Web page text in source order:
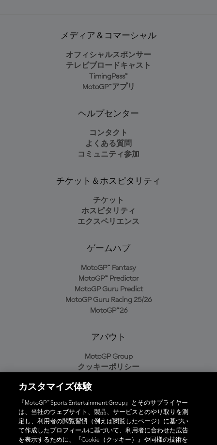
メディア＆コマーシャル
オフィシャルスポンサー
テレビブロードキャスト
TimingPass™
MotoGP™アプリ
ヘルプセンター
コンタクト
よくある質問
コミュニティ参加
チケット＆ホスピタリティ
チケット
ホスピタリティ
エクスペリエンス
ゲームハブ
MotoGP™ Fantasy
MotoGP™ Predictor
MotoGP Guru Predict
MotoGP Guru Racing 25/26
MotoGP™26
アバウト
MotoGP Group
クッキーポリシー
プライバシーポリシー
購入ポリシー
オフィシャルアプリ
カスタマイズ体験
『MotoGP™ Sports Entertainment Group』とそのサプライヤー
は、当社のウェブサイト、製品、サービスとのやり取りを測
定し、利用者の閲覧習慣（例えば閲覧したページ）に基づい
て作成したプロフィールに基づいて、利用者に合わせた広告
を表示するために、『Cookie（クッキー）』や同様の技術を